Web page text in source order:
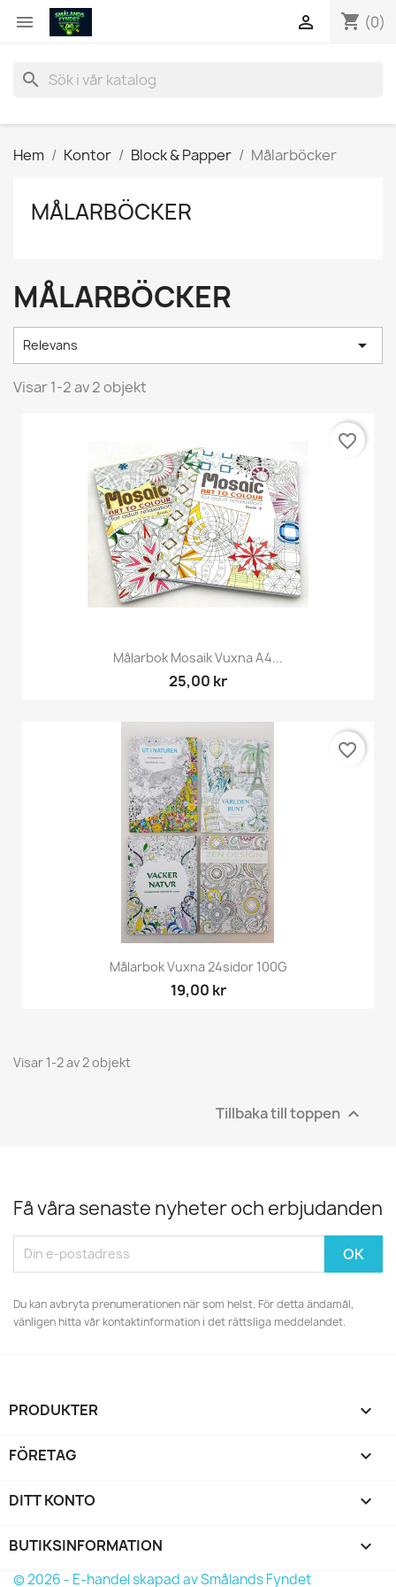
 shopping_cart (0)

search
Hem Kontor Block & Papper Målarböcker
MÅLARBÖCKER
MÅLARBÖCKER
Relevans 
Visar 1-2 av 2 objekt
Målarbok Mosaik Vuxna A4...
25,00 kr
favorite_border
Målarbok Vuxna 24sidor 100G
19,00 kr
favorite_border
Visar 1-2 av 2 objekt
Tillbaka till toppen 
Få våra senaste nyheter och erbjudanden
Du kan avbryta prenumerationen när som helst. För detta ändamål,
vänligen hitta vår kontaktinformation i det rättsliga meddelandet.
PRODUKTER 
FÖRETAG 
DITT KONTO 
BUTIKSINFORMATION keyboard_arrow_down
© 2026 - E-handel skapad av Smålands Fyndet